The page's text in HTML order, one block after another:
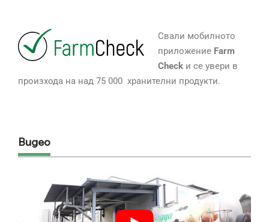
Свали мобилното
приложение Farm
Checkи се увери в
произхода на над 75 000 хранителни продукти.
Видео